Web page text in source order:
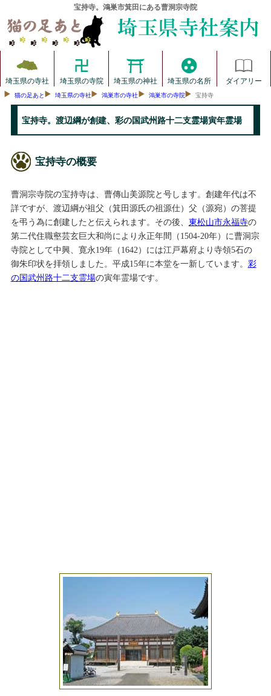
宝持寺。鴻巣市箕田にある曹洞宗寺院
埼玉県の寺社 埼玉県の寺院 埼玉県の神社 埼玉県の名所 ダイアリー
猫の足あと 埼玉県の寺社 鴻巣市の寺社 鴻巣市の寺院 宝持寺
宝持寺。渡辺綱が創建、彩の国武州路十二支霊場寅年霊場
宝持寺の概要
曹洞宗寺院の宝持寺は、曹傳山美源院と号します。創建年代は不
詳ですが、渡辺綱が祖父（箕田源氏の祖源仕）父（源宛）の菩提
を弔う為に創建したと伝えられます。その後、 東松山市永福寺の
第二代住職壑芸玄巨大和尚により永正年間（1504-20年）に曹洞宗
寺院として中興、寛永19年（1642）には江戸幕府より寺領5石の
御朱印状を拝領しました。平成15年に本堂を一新しています。 彩
の国武州路十二支霊場の寅年霊場です。